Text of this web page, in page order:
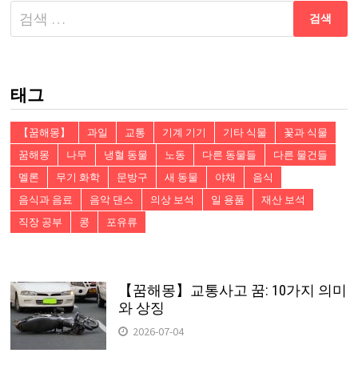
다
음
태그
【꿈해몽】 과일 교통 기계 기기 기타 식물
꽃과 식물
꿈해몽
나무 냉혈 동물 노동 다른 동물들
다른 물건들
멜론
무기 화학 문방구 새 동물 야채
음식
음식과 음료
음악 댄스 의상 보석 일 용품
재산 보석
직장 공부
콩 포유류
【꿈해몽】교통사고 꿈: 10가지 의미
와 상징
2026-07-04